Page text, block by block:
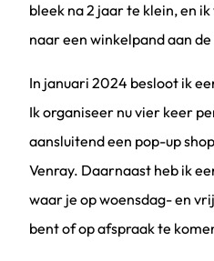
bleek na 2 jaar te klein, en
naar een winkelpand aan
In januari 2024 besloot ik
Ik organiseer nu vier keer
aansluitend een pop-up
Venray. Daarnaast heb ik
waar je op woensdag- en
bent of op afspraak te